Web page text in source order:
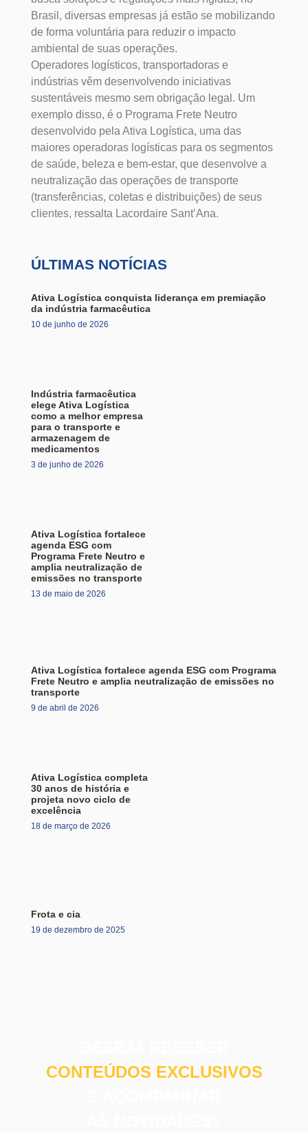
Brasil, diversas empresas já estão se mobilizando
de forma voluntária para reduzir o impacto
ambiental de suas operações.
Operadores logísticos, transportadoras e
indústrias vêm desenvolvendo iniciativas
sustentáveis mesmo sem obrigação legal. Um
exemplo disso, é o Programa Frete Neutro
desenvolvido pela Ativa Logística, uma das
maiores operadoras logísticas para os segmentos
de saúde, beleza e bem-estar, que desenvolve a
neutralização das operações de transporte
(transferências, coletas e distribuições) de seus
clientes, ressalta Lacordaire Sant’Ana.
ÚLTIMAS NOTÍCIAS
Ativa Logística conquista liderança em premiação
da indústria farmacêutica
10 de junho de 2026
Indústria farmacêutica
elege Ativa Logística
como a melhor empresa
para o transporte e
armazenagem de
medicamentos
3 de junho de 2026
Ativa Logística fortalece
agenda ESG com
Programa Frete Neutro e
amplia neutralização de
emissões no transporte
13 de maio de 2026
Ativa Logística fortalece agenda ESG com Programa
Frete Neutro e amplia neutralização de emissões no
transporte
9 de abril de 2026
Ativa Logística completa
30 anos de história e
projeta novo ciclo de
excelência
18 de março de 2026
Frota e cia
19 de dezembro de 2025
CONTEÚDOS EXCLUSIVOS